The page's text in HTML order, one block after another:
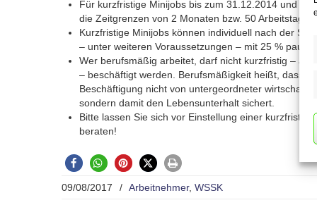
Für kurzfristige Minijobs bis zum 31.12.2014 und ab
die Zeitgrenzen von 2 Monaten bzw. 50 Arbeitstagen.
Kurzfristige Minijobs können individuell nach der
– unter weiteren Voraussetzungen – mit 25 %
Wer berufsmäßig arbeitet, darf nicht kurzfristig – also
– beschäftigt werden. Berufsmäßigkeit heißt, dass die
Beschäftigung nicht von untergeordneter
sondern damit den Lebensunterhalt sichert.
Bitte lassen Sie sich vor Einstellung einer
beraten!
09/08/2017 / Arbeitnehmer, WSSK